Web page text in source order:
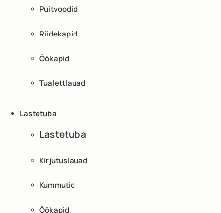
Puitvoodid
Riidekapid
Öökapid
Tualettlauad
Lastetuba
Lastetuba
Kirjutuslauad
Kummutid
Öökapid